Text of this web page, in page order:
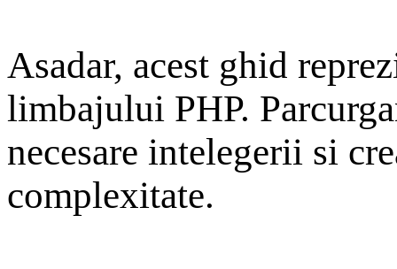
Asadar, acest ghid
limbajului PHP.
necesare intelegerii si
complexitate.